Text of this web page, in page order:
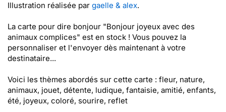
Illustration réalisée par gaelle & alex.
La carte pour dire bonjour "Bonjour joyeux avec des
animaux complices" est en stock ! Vous pouvez la
personnaliser et l'envoyer dès maintenant à votre
destinataire...
Voici les thèmes abordés sur cette carte : fleur, nature,
animaux, jouet, détente, ludique, fantaisie, amitié, enfants,
été, joyeux, coloré, sourire, reflet